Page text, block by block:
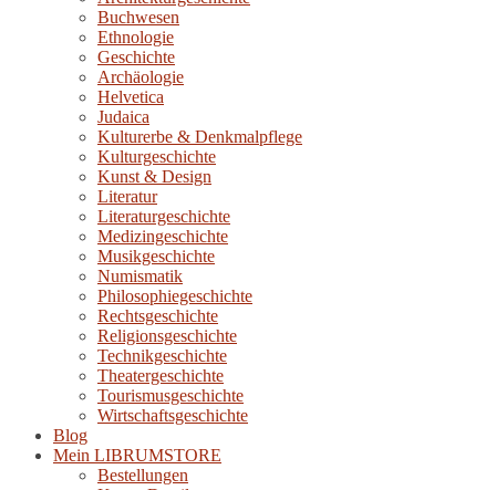
Buchwesen
Ethnologie
Geschichte
Archäologie
Helvetica
Judaica
Kulturerbe & Denkmalpflege
Kulturgeschichte
Kunst & Design
Literatur
Literaturgeschichte
Medizingeschichte
Musikgeschichte
Numismatik
Philosophiegeschichte
Rechtsgeschichte
Religionsgeschichte
Technikgeschichte
Theatergeschichte
Tourismusgeschichte
Wirtschaftsgeschichte
Blog
Mein LIBRUMSTORE
Bestellungen